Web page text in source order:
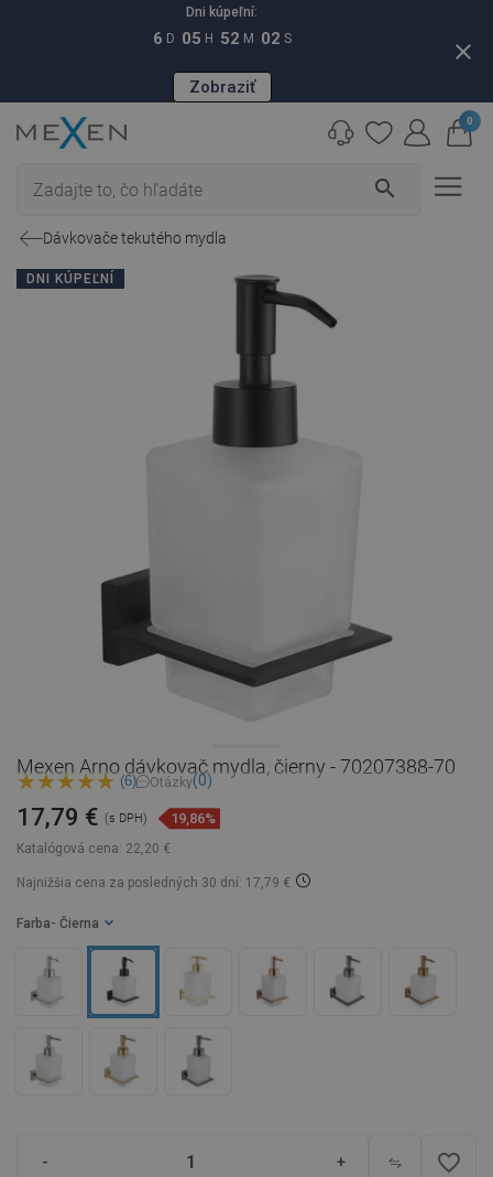
Dni kúpeľní:
6 D 05 H 52 M 01 S
Zobraziť
close
search
0
Dávkovače tekutého mydla
DNI KÚPEĽNÍ
Mexen Arno dávkovač mydla, čierny - 70207388-70
(6) Otázky(0)
Katalógová cena: 22,20 €
17,79 € (s DPH) 19,86%
Najnižšia cena za posledných 30 dní: 17,79 €
Farba - Čierna
- + favorite_border